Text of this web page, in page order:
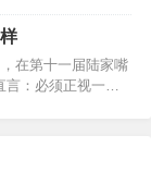
街，小股民最后抢
金银财宝全不见
的基因和体系，到
走向了衰败。当
不能住了，而是居
北京的老房子举
理失控，打扫和清
化带停满私家车
没有有效解决方
在第十一届陆家嘴
言：必须正视一些
还记得一年多前